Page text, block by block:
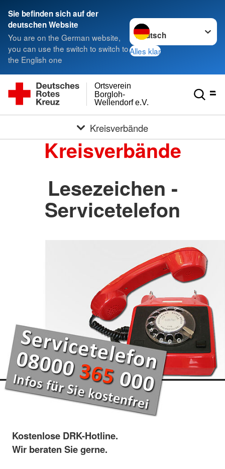
Sie befinden sich auf der
deutschen Website
You are on the German website,
you can use the switch to switch to
the English one
Sprache wechseln zu
Alles klar
Wellendorf e.V.
Borgloh-
Ortsverein
Kreisverbände
Kreisverbände
Lesezeichen -
Servicetelefon
Kostenlose DRK-Hotline.
Wir beraten Sie gerne.